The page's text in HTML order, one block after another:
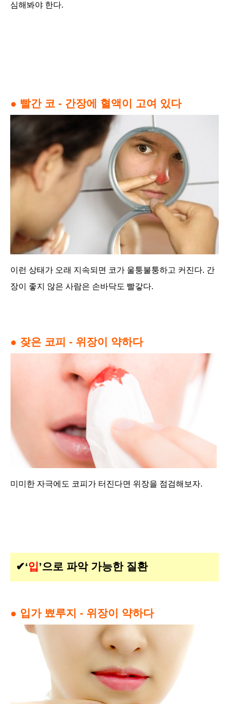
심해봐야 한다.
● 빨간 코 - 간장에 혈액이 고여 있다
이런 상태가 오래 지속되면 코가 울퉁불퉁하고 커진다. 간
장이 좋지 않은 사람은 손바닥도 빨갛다.
● 잦은 코피 - 위장이 약하다
미미한 자극에도 코피가 터진다면 위장을 점검해보자.
✔‘입’으로 파악 가능한 질환
● 입가 뾰루지 - 위장이 약하다